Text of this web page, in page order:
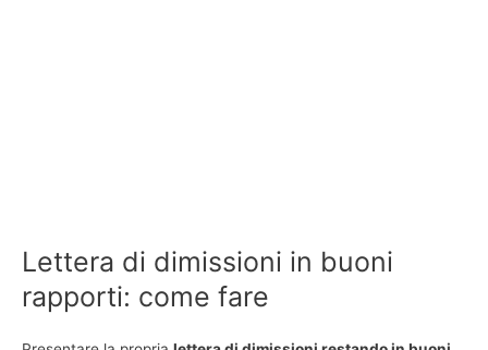
Lettera di dimissioni in buoni
rapporti: come fare